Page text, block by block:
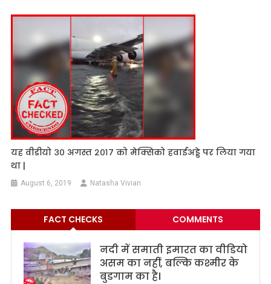
यह वीडीयो ३० अगस्त २०१७ को मेक्सिको हवाईअड्डे पर लिया गया
था |
August 6, 2019 Natasha Vivian
FACT CHECKS COMMENTS
नदी में समाती इमारत का वीडियो
असम का नहीं, बल्कि कश्मीर के
बुडगाम का है।